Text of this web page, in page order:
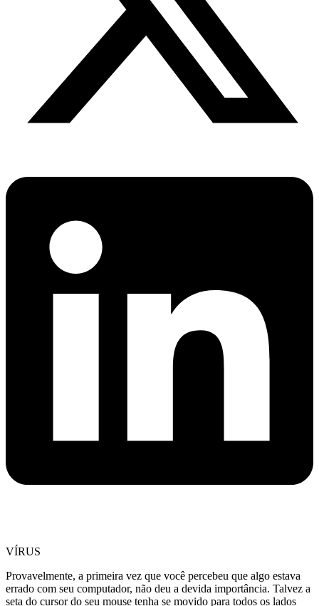
VÍRUS
Provavelmente, a primeira vez que você percebeu que algo estava
errado com seu computador, não deu a devida importância. Talvez a
seta do cursor do seu mouse tenha se movido para todos os lados